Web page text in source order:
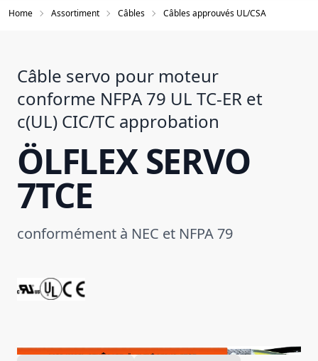
Home Assortiment Câbles Câbles approuvés UL/CSA
Câble servo pour moteur
conforme NFPA 79 UL TC-ER et
c(UL) CIC/TC approbation
ÖLFLEX SERVO
7TCE
conformément à NEC et NFPA 79